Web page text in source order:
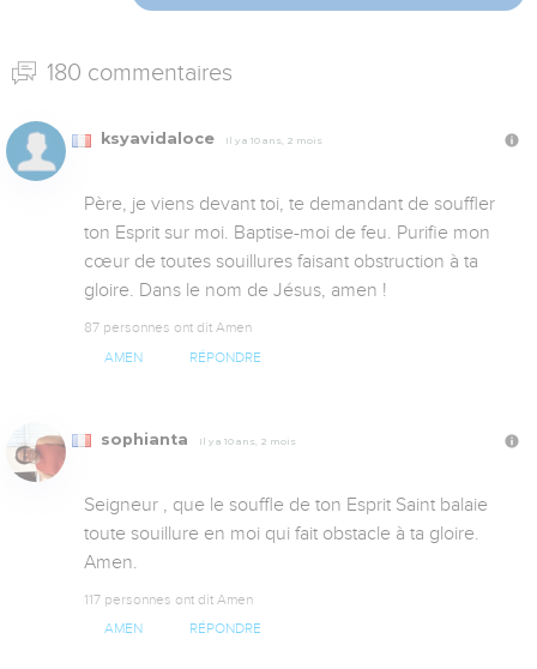
180 commentaires
ksyavidaloce Il y a 10 ans, 2 mois
Père, je viens devant toi, te demandant de souffler
ton Esprit sur moi. Baptise-moi de feu. Purifie mon
cœur de toutes souillures faisant obstruction à ta
gloire. Dans le nom de Jésus, amen !
87 personnes ont dit Amen
AMEN RÉPONDRE
sophianta Il y a 10 ans, 2 mois
Seigneur , que le souffle de ton Esprit Saint balaie
toute souillure en moi qui fait obstacle à ta gloire.
Amen.
117 personnes ont dit Amen
AMEN RÉPONDRE